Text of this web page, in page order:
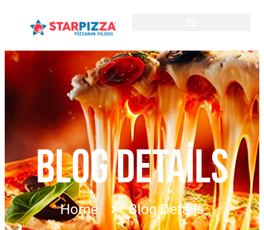
BLOG DETAILS
Home Blog Details